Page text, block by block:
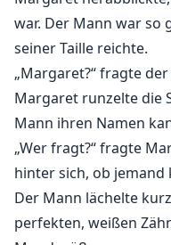
war. Der Mann war so
seiner Taille reichte.
„Margaret?“ fragte
Margaret runzelte die
Mann ihren Namen
„Wer fragt?“ fragte
hinter sich, ob jemand
Der Mann lächelte
perfekten, weißen